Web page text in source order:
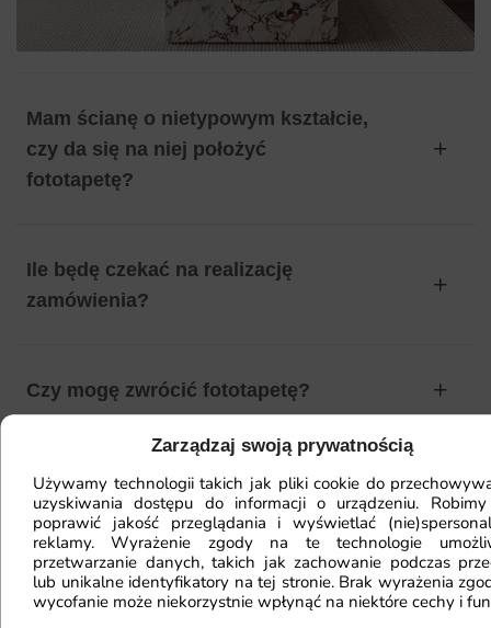
Zarządzaj swoją prywatnością
Używamy technologii takich jak pliki cookie do
uzyskiwania dostępu do informacji o urządzeniu.
poprawić jakość przeglądania i wyświetlać
reklamy. Wyrażenie zgody na te technologie
przetwarzanie danych, takich jak zachowanie podczas
lub unikalne identyfikatory na tej stronie. Brak wyrażenia
wycofanie może niekorzystnie wpłynąć na niektóre cechy i
Mam ścianę o nietypowym kształcie,
czy da się na niej położyć
fototapetę?
Ile będę czekać na realizację
zamówienia?
Czy mogę zwrócić fototapetę?
Jak zamontować fototapetę? / Jak
przygotować ścianę?
Fototapeta ma inny kolor na telefonie